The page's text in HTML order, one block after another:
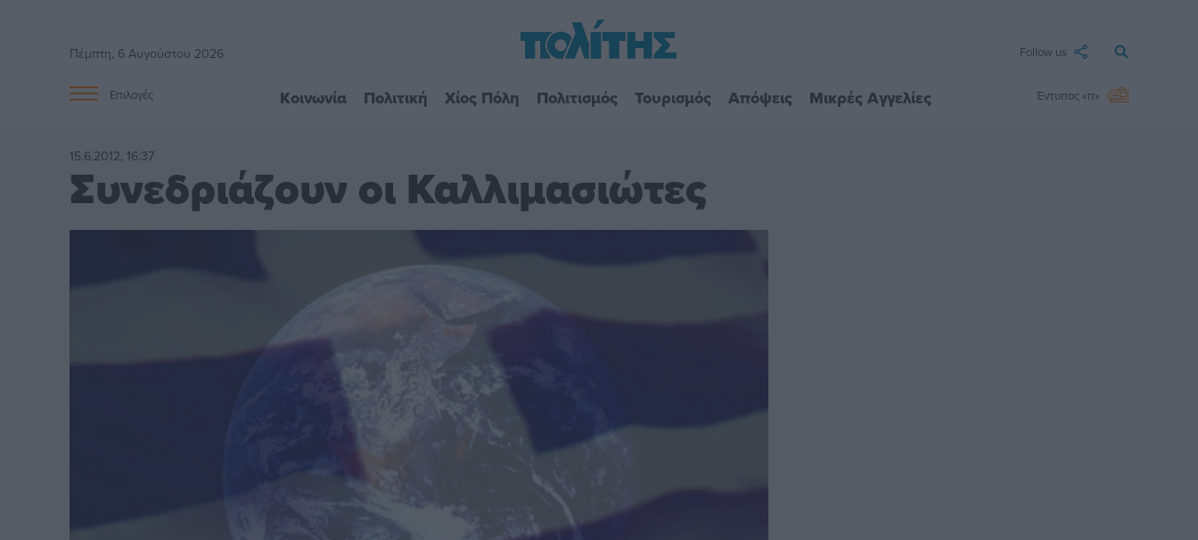
Πέμπτη, 6 Αυγούστου 2026 Follow us
Επιλογές Κοινωνία Πολιτική Χίος Πόλη Πολιτισμός Τουρισμός Απόψεις Μικρές Αγγελίες Έντυπος «π»
15.6.2012, 16:37
Συνεδριάζουν οι Καλλιμασιώτες